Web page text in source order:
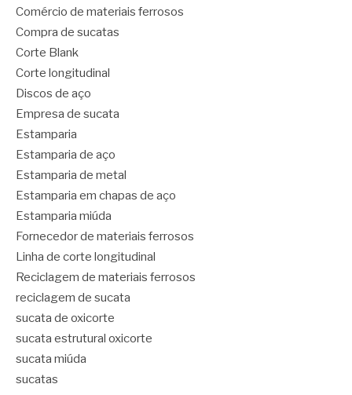
Comércio de materiais ferrosos
Compra de sucatas
Corte Blank
Corte longitudinal
Discos de aço
Empresa de sucata
Estamparia
Estamparia de aço
Estamparia de metal
Estamparia em chapas de aço
Estamparia miúda
Fornecedor de materiais ferrosos
Linha de corte longitudinal
Reciclagem de materiais ferrosos
reciclagem de sucata
sucata de oxicorte
sucata estrutural oxicorte
sucata miúda
sucatas